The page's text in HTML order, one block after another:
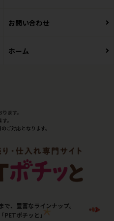
お問い合わせ
ホーム
ます。
。
ご対応となります。
、豊富なラインナップ。
PETポチッと」